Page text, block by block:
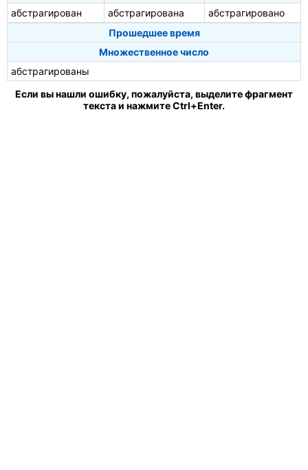
абстрагирован
абстрагирована
абстрагировано
Прошедшее время
Множественное число
абстрагированы
Если вы нашли ошибку, пожалуйста, выделите фрагмент
текста и нажмите Ctrl+Enter.